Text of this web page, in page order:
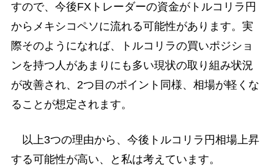
すので、今後FXトレーダーの資金がトルコリラ円
からメキシコペソに流れる可能性があります。実
際そのようになれば、トルコリラの買いポジショ
ンを持つ人があまりにも多い現状の取り組み状況
が改善され、2つ目のポイント同様、相場が軽くな
ることが想定されます。
以上3つの理由から、今後トルコリラ円相場上昇
する可能性が高い、と私は考えています。